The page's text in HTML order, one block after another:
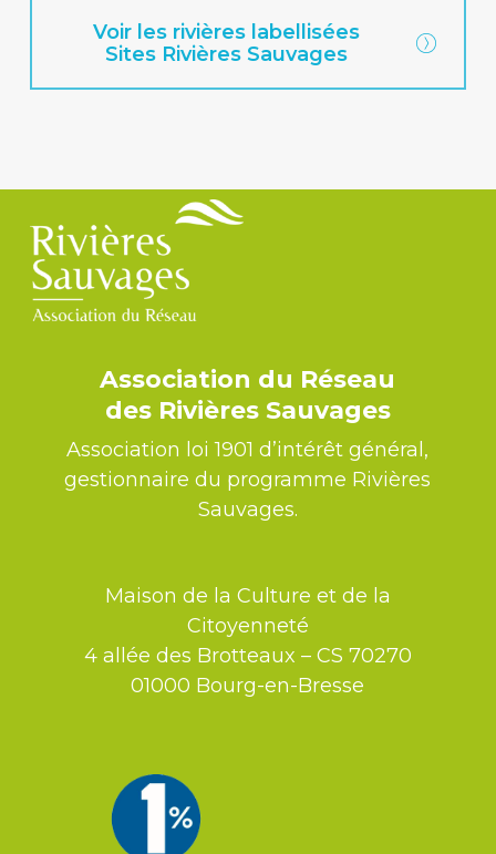
Voir les rivières labellisées
Sites Rivières Sauvages
Association du Réseau
des Rivières Sauvages
Association loi 1901 d’intérêt général,
gestionnaire du programme Rivières
Sauvages.
Maison de la Culture et de la
Citoyenneté
4 allée des Brotteaux – CS 70270
01000 Bourg-en-Bresse